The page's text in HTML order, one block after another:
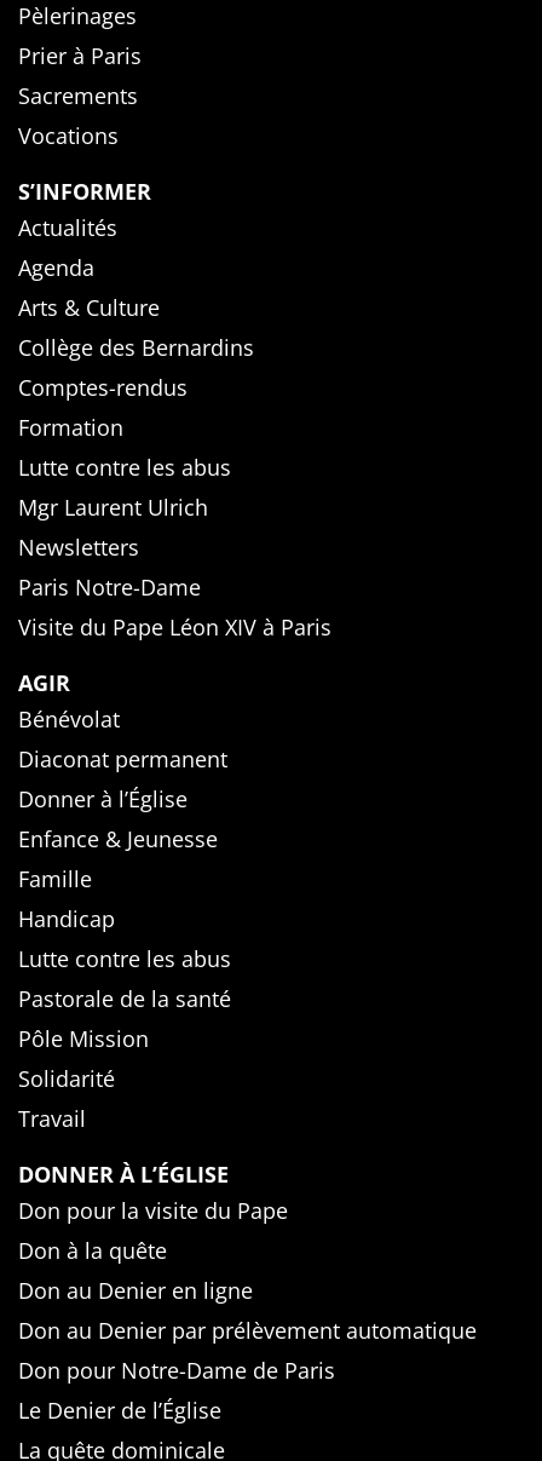
Pèlerinages
Prier à Paris
Sacrements
Vocations
S’INFORMER
Actualités
Agenda
Arts & Culture
Collège des Bernardins
Comptes-rendus
Formation
Lutte contre les abus
Mgr Laurent Ulrich
Newsletters
Paris Notre-Dame
Visite du Pape Léon XIV à Paris
AGIR
Bénévolat
Diaconat permanent
Donner à l’Église
Enfance & Jeunesse
Famille
Handicap
Lutte contre les abus
Pastorale de la santé
Pôle Mission
Solidarité
Travail
DONNER À L’ÉGLISE
Don pour la visite du Pape
Don à la quête
Don au Denier en ligne
Don au Denier par prélèvement automatique
Don pour Notre-Dame de Paris
Le Denier de l’Église
La quête dominicale